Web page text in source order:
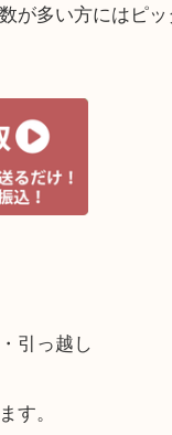
数が多い方には